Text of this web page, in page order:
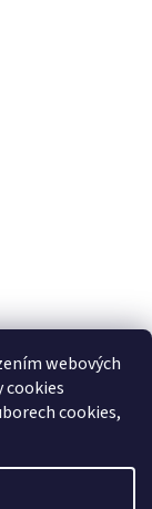
webových
cookies
cookies,